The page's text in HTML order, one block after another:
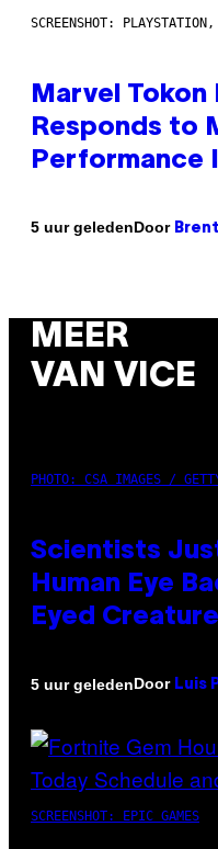
SCREENSHOT: PLAYSTATION,
Marvel Tokon
Responds to
Performance
5 uur geledenDoor
MEER
VAN VICE
PHOTO: CSA IMAGES /
Scientists
Human Eye
Eyed Creature
5 uur geledenDoor Luis
SCREENSHOT: EPIC GAMES